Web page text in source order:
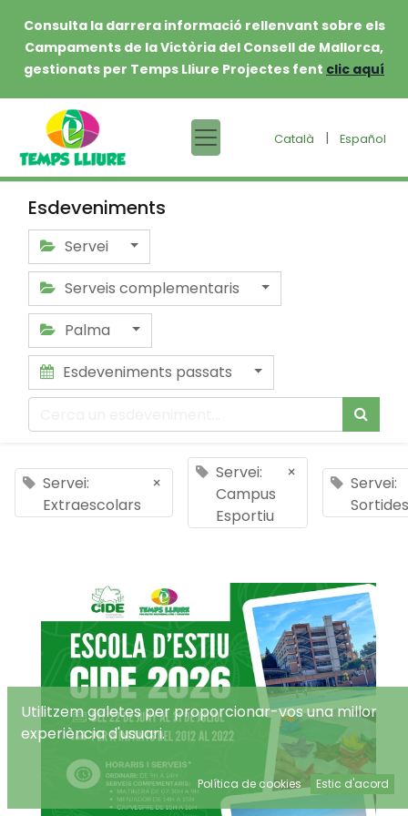
Consulta la darrera informació rellenvant sobre els
Campaments de la Victòria del Consell de Mallorca,
gestionats per Temps Lliure Projectes fent clic aquí
Català | Español
Esdeveniments
Servei
Serveis complementaris
Palma
Esdeveniments passats
Servei:
Extraescolars
×
Servei:
Campus
Esportiu
×
Servei:
Sortides
Utilitzem galetes per proporcionar-vos una millor
experiència d'usuari.
Política de cookies Estic d'acord